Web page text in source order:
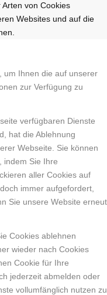
von Cookies
Websites und auf die
um Ihnen die auf unserer
zur Verfügung zu
verfügbaren Dienste
hat die Ablehnung
Webseite. Sie können
indem Sie Ihre
aller Cookies auf
immer aufgefordert,
Sie unsere Website erneut
Cookies ablehnen
wieder nach Cookies
Cookie für Ihre
jederzeit abmelden oder
vollumfänglich nutzen zu